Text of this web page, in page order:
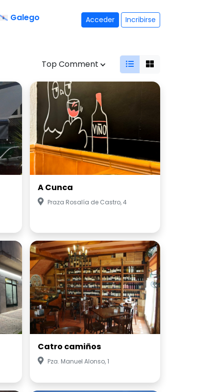
Galego Acceder Incribirse
Top Comment
A Cunca
Praza Rosalía de Castro, 4
Catro camiños
Pza. Manuel Alonso, 1